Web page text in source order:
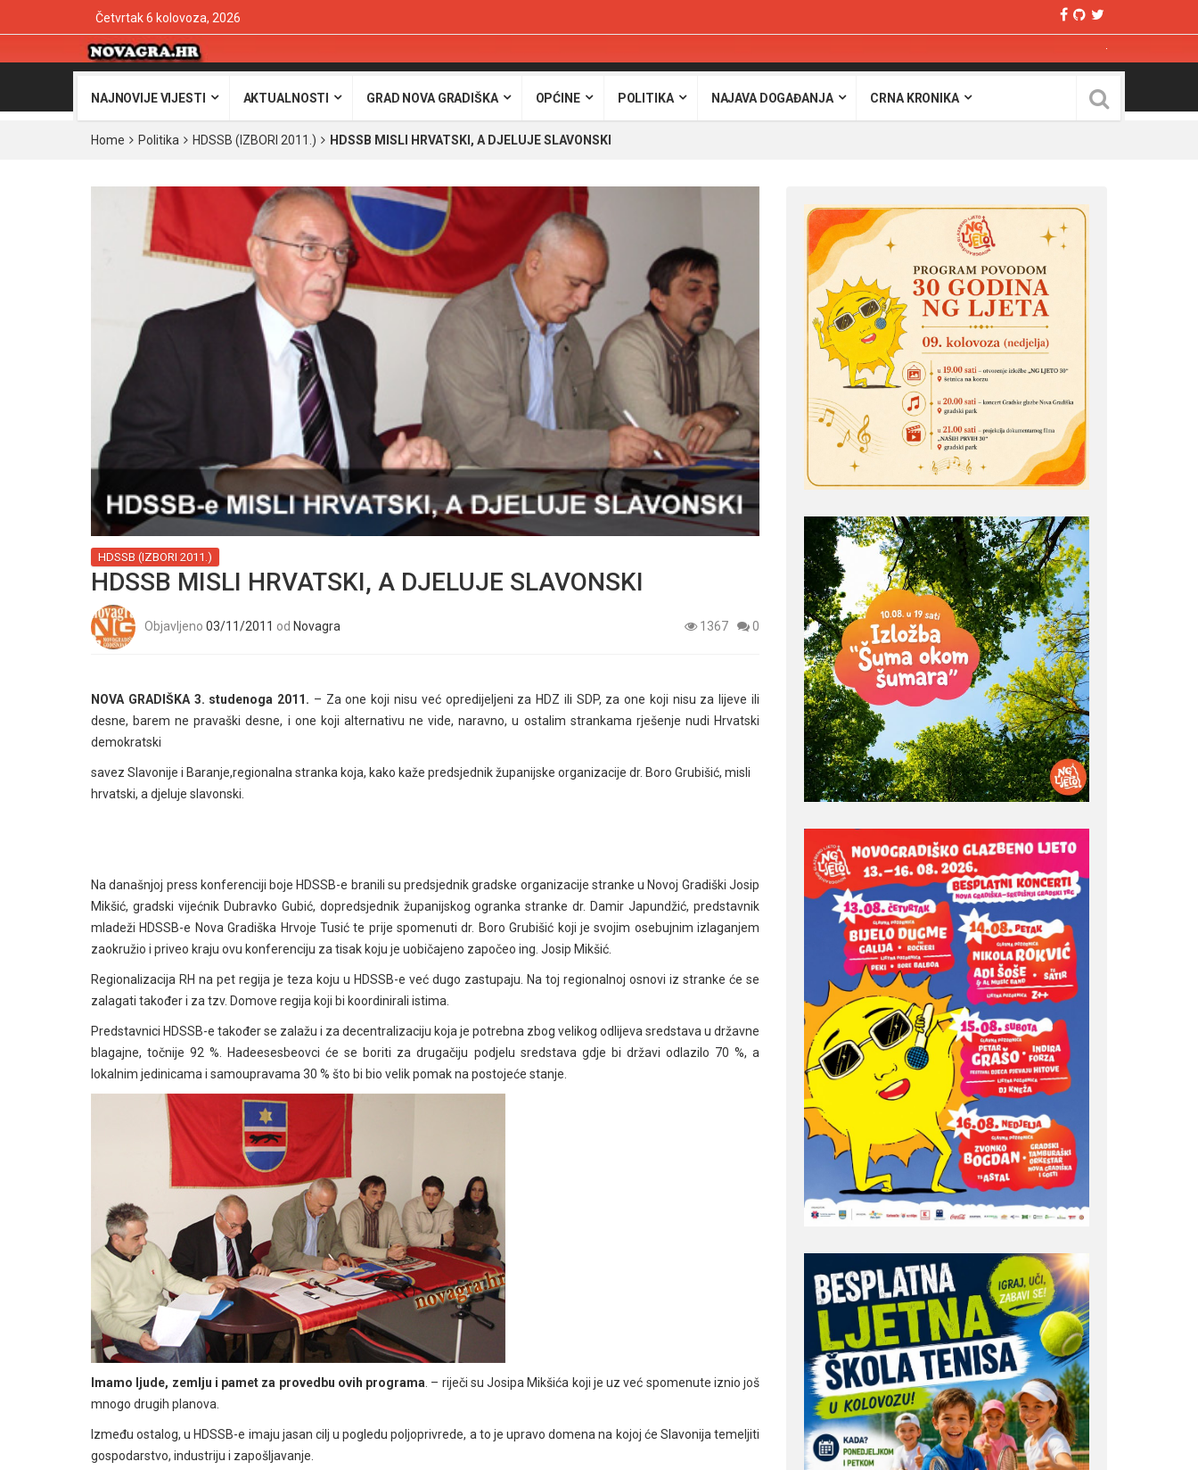
Četvrtak 6 kolovoza, 2026
NAJNOVIJE VIJESTI AKTUALNOSTI GRAD NOVA GRADIŠKA OPĆINE POLITIKA NAJAVA DOGAĐANJA CRNA KRONIKA
Home Politika HDSSB (IZBORI 2011.) HDSSB MISLI HRVATSKI, A DJELUJE SLAVONSKI
HDSSB (IZBORI 2011.)
HDSSB MISLI HRVATSKI, A DJELUJE SLAVONSKI
Objavljeno 03/11/2011 od Novagra 1367 0
NOVA GRADIŠKA 3. studenoga 2011. – Za one koji nisu već opredijeljeni za HDZ ili SDP, za one koji nisu za lijeve ili
desne, barem ne pravaški desne, i one koji alternativu ne vide, naravno, u ostalim strankama rješenje nudi Hrvatski
demokratski
savez Slavonije i Baranje,regionalna stranka koja, kako kaže predsjednik županijske organizacije dr. Boro Grubišić, misli
hrvatski, a djeluje slavonski.
Na današnjoj press konferenciji boje HDSSB-e branili su predsjednik gradske organizacije stranke u Novoj Gradiški Josip
Mikšić, gradski vijećnik Dubravko Gubić, dopredsjednik županijskog ogranka stranke dr. Damir Japundžić, predstavnik
mladeži HDSSB-e Nova Gradiška Hrvoje Tusić te prije spomenuti dr. Boro Grubišić koji je svojim osebujnim izlaganjem
zaokružio i priveo kraju ovu konferenciju za tisak koju je uobičajeno započeo ing. Josip Mikšić.
Regionalizacija RH na pet regija je teza koju u HDSSB-e već dugo zastupaju. Na toj regionalnoj osnovi iz stranke će se
zalagati također i za tzv. Domove regija koji bi koordinirali istima.
Predstavnici HDSSB-e također se zalažu i za decentralizaciju koja je potrebna zbog velikog odlijeva sredstava u državne
blagajne, točnije 92 %. Hadeesesbeovci će se boriti za drugačiju podjelu sredstava gdje bi državi odlazilo 70 %, a
lokalnim jedinicama i samoupravama 30 % što bi bio velik pomak na postojeće stanje.
Imamo ljude, zemlju i pamet za provedbu ovih programa . – riječi su Josipa Mikšića koji je uz već spomenute iznio još
mnogo drugih planova.
Između ostalog, u HDSSB-e imaju jasan cilj u pogledu poljoprivrede, a to je upravo domena na kojoj će Slavonija temeljiti
gospodarstvo, industriju i zapošljavanje.